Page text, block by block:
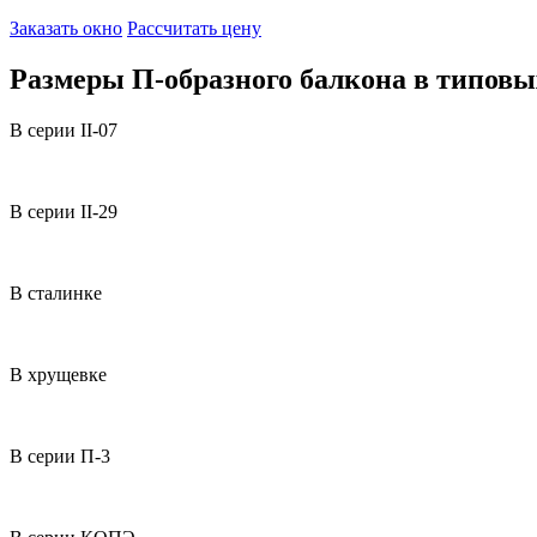
Заказать окно Рассчитать цену
Размеры П-образного балкона в
В серии II-07
В серии II-29
В сталинке
В хрущевке
В серии П-3